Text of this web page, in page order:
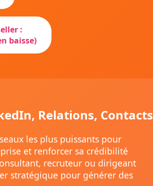
:
baisse)
Relations, Contacts
les plus puissants pour
et renforcer sa crédibilité
recruteur ou dirigeant
stratégique pour générer des